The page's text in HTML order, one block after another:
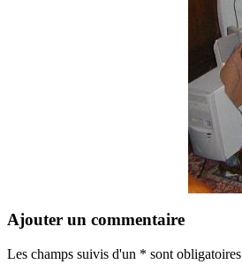
Ajouter un commentaire
Les champs suivis d'un * sont obligatoires